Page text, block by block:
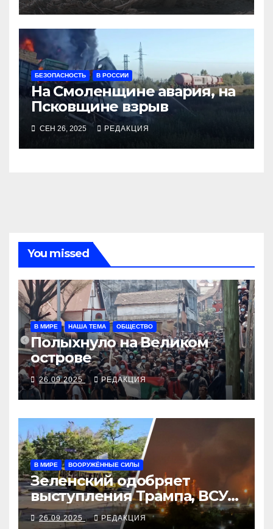
БЕЗОПАСНОСТЬ В РОССИИ
На Смоленщине авария, на
Псковщине взрыв
СЕН 26, 2025 РЕДАКЦИЯ
You missed
В МИРЕ НАША ТЕМА ОБЩЕСТВО
Полыхнуло на Великом
острове
26.09.2025 РЕДАКЦИЯ
В МИРЕ ВООРУЖЁННЫЕ СИЛЫ
Зеленский одобряет
выступления Трампа, ВСУ
закрыли Добропольский
26.09.2025 РЕДАКЦИЯ